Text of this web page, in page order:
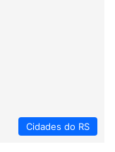
Cidades do RS